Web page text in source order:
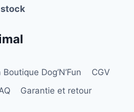
Dog’N’Fun
CGV
Garantie et retour